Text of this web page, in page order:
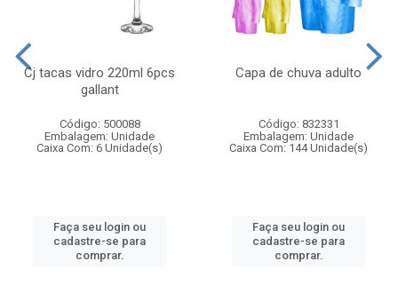
Cj tacas vidro 220ml 6pcs
gallant
Código: 500088
Embalagem: Unidade
Caixa Com: 6 Unidade(s)
Faça seu login ou
cadastre-se para
comprar.
Capa de chuva adulto
Código: 832331
Embalagem: Unidade
Caixa Com: 144 Unidade(s)
Faça seu login ou
cadastre-se para
comprar.